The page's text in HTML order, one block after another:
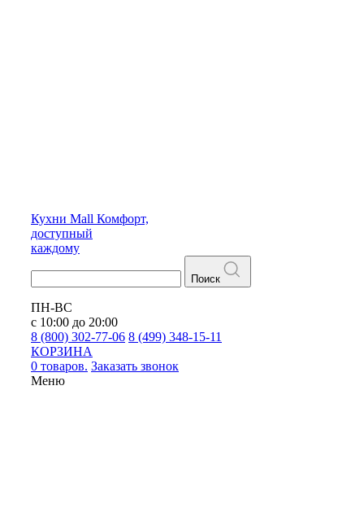
Кухни Mall Комфорт,
доступный
каждому
Поиск
ПН-ВС
с 10:00 до 20:00
8 (800) 302-77-06 8 (499) 348-15-11
КОРЗИНА
0 товаров. Заказать звонок
Меню